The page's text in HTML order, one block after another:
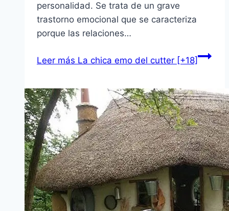
personalidad. Se trata de un grave
trastorno emocional que se caracteriza
porque las relaciones…
Leer más La chica emo del cutter [+18]